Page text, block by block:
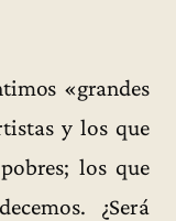
«grandes
y los que
los que
¿Será